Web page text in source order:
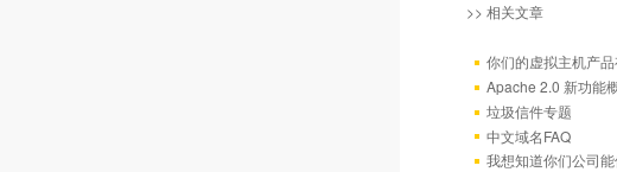
>> 相关文章
你们的虚拟主机产
Apache 2.0 新功能
垃圾信件专题
中文域名FAQ
我想知道你们公司